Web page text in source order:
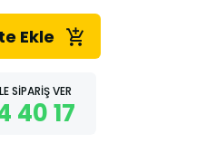
Ekle
SİPARİŞ VER
40 17